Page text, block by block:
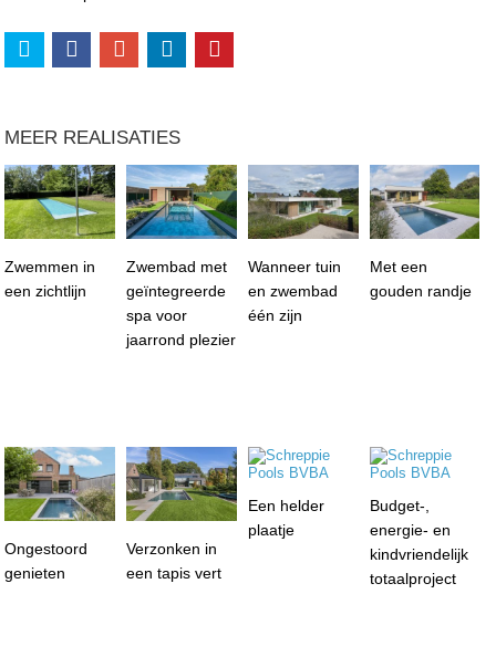
MEER REALISATIES
Zwemmen in
een zichtlijn
Zwembad met
geïntegreerde
spa voor
jaarrond plezier
Wanneer tuin
en zwembad
één zijn
Met een
gouden randje
Ongestoord
genieten
Verzonken in
een tapis vert
Een helder
plaatje
Budget-,
energie- en
kindvriendelijk
totaalproject